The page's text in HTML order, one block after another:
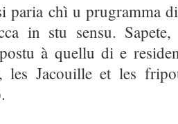
paria chì u prugramma
in stu sensu.
à quellu di e
les Jacouille et les